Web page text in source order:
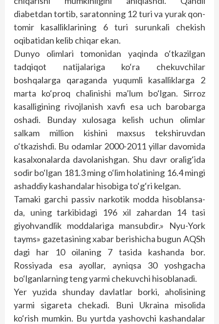
diabetdan tortib, saratonning 12 turi va yurak qon-
tomir kasalliklarining 6 turi surunkali chekish
oqibatidan kelib chiqar ekan.
Dunyo olimlari tomonidan yaqinda o‘tkazilgan
tadqiqot natijalariga ko‘ra chekuvchilar
boshqalarga qaraganda yuqumli kasalliklarga 2
marta ko‘proq chalinishi ma’lum bo‘lgan. Sirroz
kasalligining rivojlanish xavfi esa uch barobarga
oshadi. Bunday xulosaga kelish uchun olimlar
salkam million kishini maxsus tekshiruvdan
o‘tkazishdi. Bu odamlar 2000-2011 yillar davomida
kasalxonalarda davolanishgan. Shu davr oralig‘ida
sodir bo‘lgan 181.3 ming o‘lim holatining 16.4 mingi
ashaddiy kashandalar hisobiga to‘g‘ri kelgan.
Tamaki garchi passiv narkotik modda hisoblansa-
da, uning tarkibidagi 196 xil zahardan 14 tasi
giyohvandlik moddalariga mansubdir.» Nyu-York
tayms» gazetasining xabar berishicha bugun AQSh
dagi har 10 oilaning 7 tasida kashanda bor.
Rossiyada esa ayollar, ayniqsa 30 yoshgacha
bo‘lganlarning teng yarmi chekuvchi hisoblanadi.
Yer yuzida shunday davlatlar borki, aholisining
yarmi sigareta chekadi. Buni Ukraina misolida
ko‘rish mumkin. Bu yurtda yashovchi kashandalar